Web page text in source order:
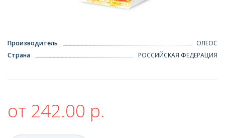
Производитель
ОЛЕОС
Страна
РОССИЙСКАЯ ФЕДЕРАЦИЯ
от 242.00 р.